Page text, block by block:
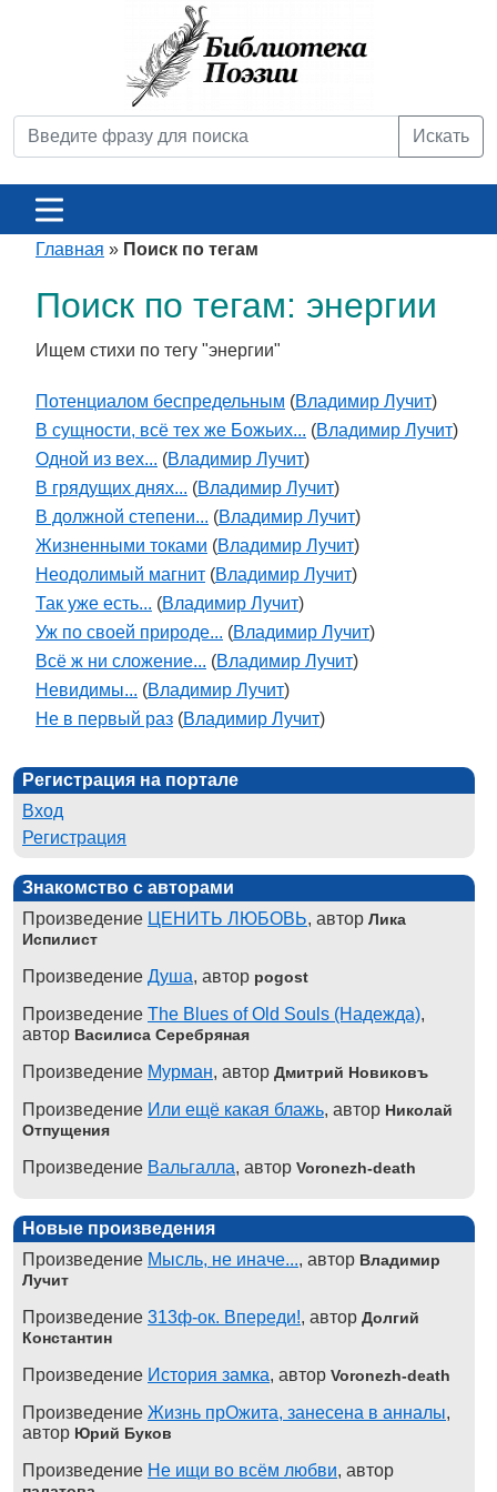
Искать
Главная » Поиск по тегам
Поиск по тегам: энергии
Ищем стихи по тегу "энергии"
Потенциалом беспредельным (Владимир Лучит)
В сущности, всё тех же Божьих... (Владимир Лучит)
Одной из вех... (Владимир Лучит)
В грядущих днях... (Владимир Лучит)
В должной степени... (Владимир Лучит)
Жизненными токами (Владимир Лучит)
Неодолимый магнит (Владимир Лучит)
Так уже есть... (Владимир Лучит)
Уж по своей природе... (Владимир Лучит)
Всё ж ни сложение... (Владимир Лучит)
Невидимы... (Владимир Лучит)
Не в первый раз (Владимир Лучит)
Регистрация на портале
Вход
Регистрация
Знакомство с авторами
Произведение ЦЕНИТЬ ЛЮБОВЬ, автор Лика
Испилист
Произведение Душа, автор pogost
Произведение The Blues of Old Souls (Надежда),
автор Василиса Серебряная
Произведение Мурман, автор Дмитрий Новиковъ
Произведение Или ещё какая блажь, автор Николай
Отпущения
Произведение Вальгалла, автор Voronezh-death
Новые произведения
Произведение Мысль, не иначе..., автор Владимир
Лучит
Произведение 313ф-ок. Впереди!, автор Долгий
Константин
Произведение История замка, автор Voronezh-death
Произведение Жизнь прОжита, занесена в анналы,
автор Юрий Буков
Произведение Не ищи во всём любви, автор